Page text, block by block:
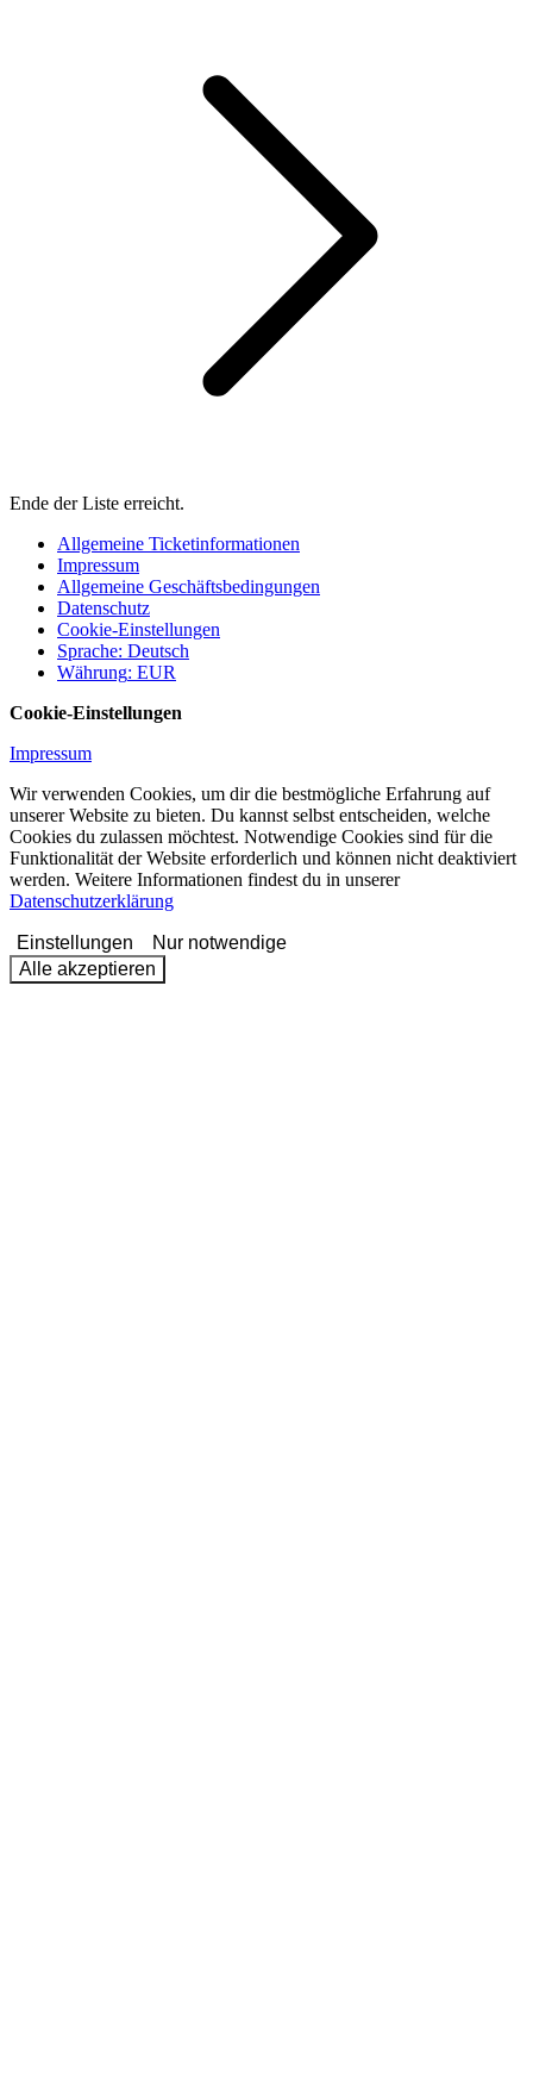
Ende der Liste erreicht.
Allgemeine Ticketinformationen
Impressum
Allgemeine Geschäftsbedingungen
Datenschutz
Cookie-Einstellungen
Sprache: Deutsch
Währung: EUR
Cookie-Einstellungen
Impressum
Wir verwenden Cookies, um dir die bestmögliche Erfahrung auf
unserer Website zu bieten. Du kannst selbst entscheiden, welche
Cookies du zulassen möchtest. Notwendige Cookies sind für die
Funktionalität der Website erforderlich und können nicht deaktiviert
werden. Weitere Informationen findest du in unserer
Datenschutzerklärung
Einstellungen
Nur notwendige
Alle akzeptieren